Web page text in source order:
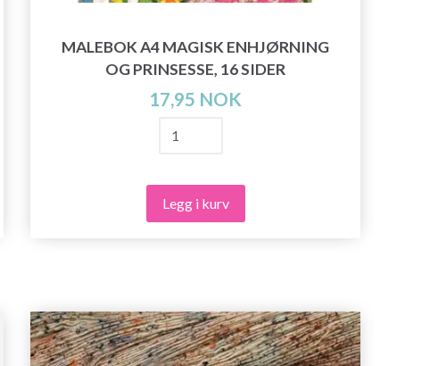
MALEBOK A4 MAGISK ENHJØRNING
OG PRINSESSE, 16 SIDER
17,95 NOK
Legg i kurv